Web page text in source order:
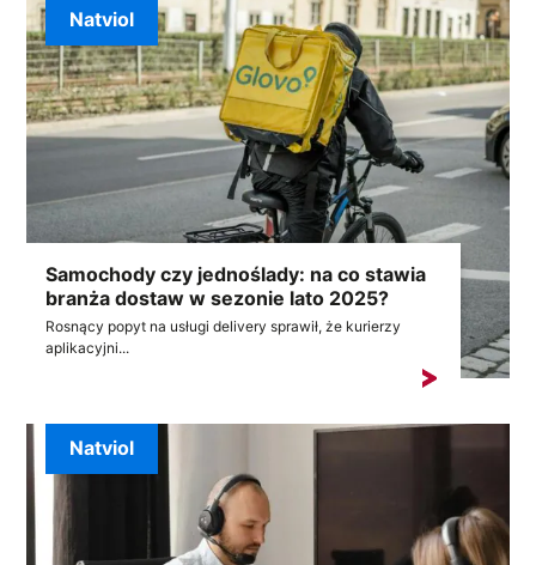
Samochody czy jednoślady: na co stawia
branża dostaw w sezonie lato 2025?
Rosnący popyt na usługi delivery sprawił, że kurierzy
aplikacyjni...
Natviol
Natviol